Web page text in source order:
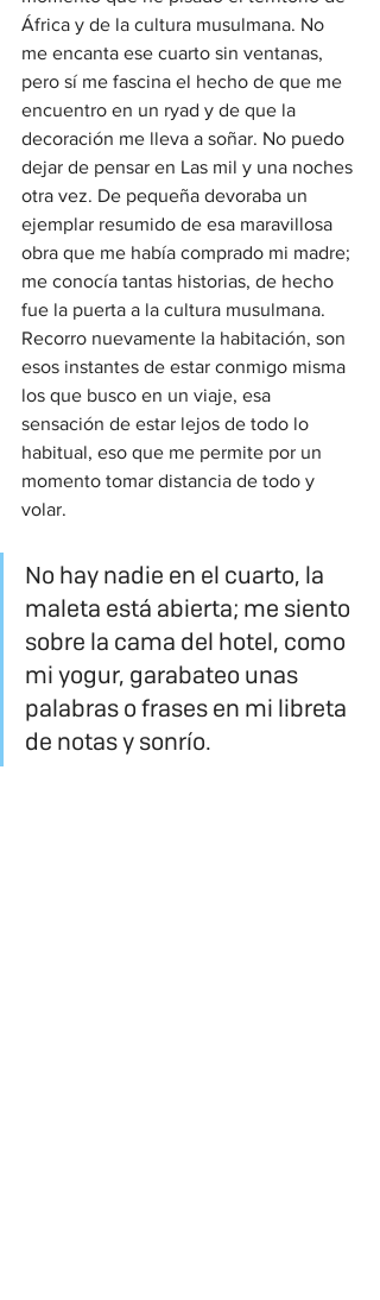
África y de la cultura musulmana. No
me encanta ese cuarto sin ventanas,
pero sí me fascina el hecho de que me
encuentro en un ryad y de que la
decoración me lleva a soñar. No puedo
dejar de pensar en Las mil y una noches
otra vez. De pequeña devoraba un
ejemplar resumido de esa maravillosa
obra que me había comprado mi madre;
me conocía tantas historias, de hecho
fue la puerta a la cultura musulmana.
Recorro nuevamente la habitación, son
esos instantes de estar conmigo misma
los que busco en un viaje, esa
sensación de estar lejos de todo lo
habitual, eso que me permite por un
momento tomar distancia de todo y
volar.
No hay nadie en el cuarto, la
maleta está abierta; me siento
sobre la cama del hotel, como
mi yogur, garabateo unas
palabras o frases en mi libreta
de notas y sonrío.